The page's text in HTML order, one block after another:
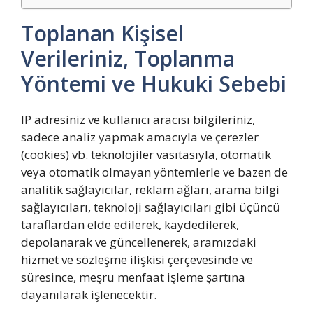
Toplanan Kişisel
Verileriniz, Toplanma
Yöntemi ve Hukuki Sebebi
IP adresiniz ve kullanıcı aracısı bilgileriniz,
sadece analiz yapmak amacıyla ve çerezler
(cookies) vb. teknolojiler vasıtasıyla, otomatik
veya otomatik olmayan yöntemlerle ve bazen de
analitik sağlayıcılar, reklam ağları, arama bilgi
sağlayıcıları, teknoloji sağlayıcıları gibi üçüncü
taraflardan elde edilerek, kaydedilerek,
depolanarak ve güncellenerek, aramızdaki
hizmet ve sözleşme ilişkisi çerçevesinde ve
süresince, meşru menfaat işleme şartına
dayanılarak işlenecektir.